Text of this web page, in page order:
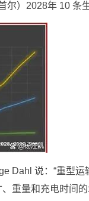
）2028年 10 条
Dahl 说：“重型运
重量和充电时间